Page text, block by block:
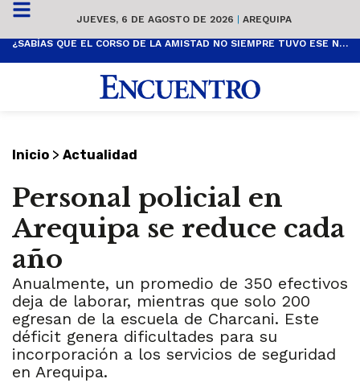
JUEVES, 6 DE AGOSTO DE 2026 | AREQUIPA
¿SABÍAS QUE EL CORSO DE LA AMISTAD NO SIEMPRE TUVO ESE NOMBRE? ESTA ES SU HISTORIA
Inicio > Actualidad
Personal policial en
Arequipa se reduce cada
año
Anualmente, un promedio de 350 efectivos
deja de laborar, mientras que solo 200
egresan de la escuela de Charcani. Este
déficit genera dificultades para su
incorporación a los servicios de seguridad
en Arequipa.